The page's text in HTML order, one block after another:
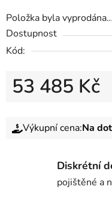
Položka byla vyprodána…
Dostupnost
Kód:
53 485 Kč
Výkupní cena:Na
Diskrétní
pojištěné a